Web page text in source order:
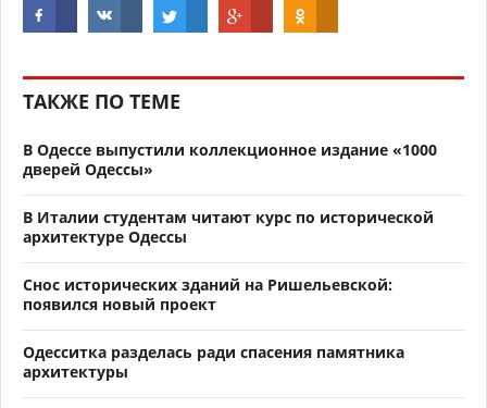
ТАКЖЕ ПО ТЕМЕ
В Одессе выпустили коллекционное издание «1000
дверей Одессы»
В Италии студентам читают курс по исторической
архитектуре Одессы
Снос исторических зданий на Ришельевской:
появился новый проект
Одесситка разделась ради спасения памятника
архитектуры